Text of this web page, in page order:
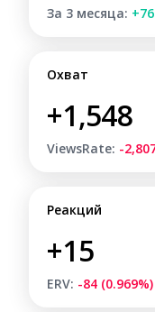
За 3 месяца:
Охват
+1,548
ViewsRate: -
Реакций
+15
ERV: -84 (0.969%)